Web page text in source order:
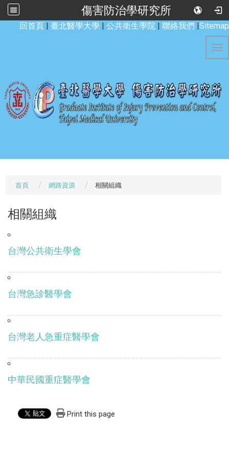
傷害防治學研究所
回首頁 | 臺北醫學大學 | 公共衛生學院 | 聯絡我們 |Sitemap
首頁 網路資源 相關組織
相關組織
台灣公共衛生學會
台灣急診醫學會
台灣老人急重症醫學會
中華民國重症醫學會
Print this page